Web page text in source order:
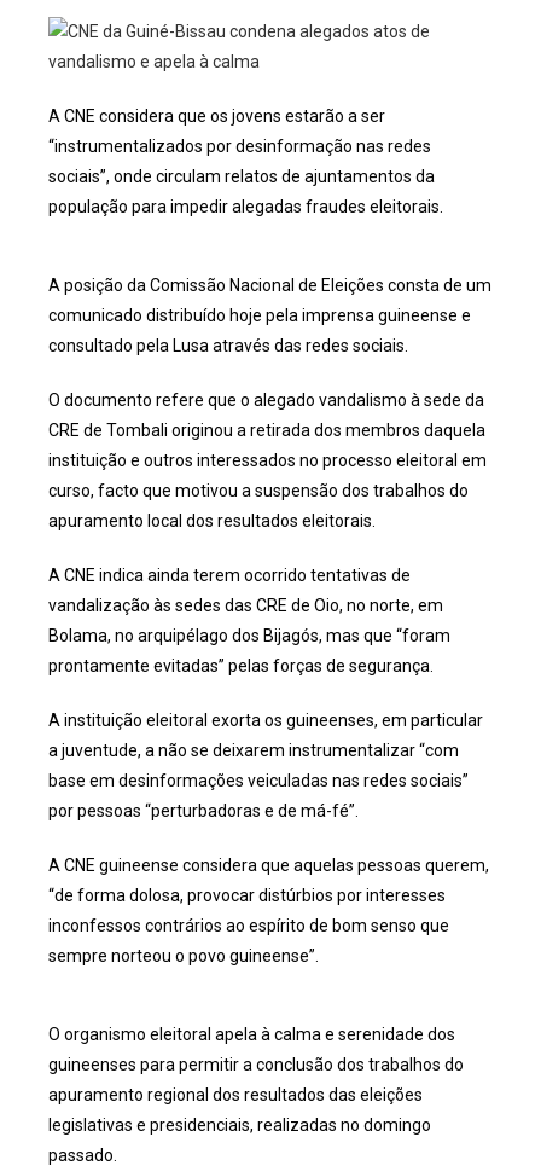
A CNE considera que os jovens estarão a ser
“instrumentalizados por desinformação nas redes
sociais”, onde circulam relatos de ajuntamentos da
população para impedir alegadas fraudes eleitorais.
A posição da Comissão Nacional de Eleições consta de um
comunicado distribuído hoje pela imprensa guineense e
consultado pela Lusa através das redes sociais.
O documento refere que o alegado vandalismo à sede da
CRE de Tombali originou a retirada dos membros daquela
instituição e outros interessados no processo eleitoral em
curso, facto que motivou a suspensão dos trabalhos do
apuramento local dos resultados eleitorais.
A CNE indica ainda terem ocorrido tentativas de
vandalização às sedes das CRE de Oio, no norte, em
Bolama, no arquipélago dos Bijagós, mas que “foram
prontamente evitadas” pelas forças de segurança.
A instituição eleitoral exorta os guineenses, em particular
a juventude, a não se deixarem instrumentalizar “com
base em desinformações veiculadas nas redes sociais”
por pessoas “perturbadoras e de má-fé”.
A CNE guineense considera que aquelas pessoas querem,
“de forma dolosa, provocar distúrbios por interesses
inconfessos contrários ao espírito de bom senso que
sempre norteou o povo guineense”.
O organismo eleitoral apela à calma e serenidade dos
guineenses para permitir a conclusão dos trabalhos do
apuramento regional dos resultados das eleições
legislativas e presidenciais, realizadas no domingo
passado.